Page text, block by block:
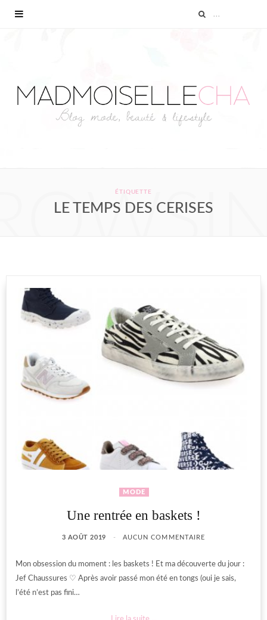
ÉTIQUETTE
LE TEMPS DES CERISES
MODE
Une rentrée en baskets !
3 AOÛT 2019 AUCUN COMMENTAIRE
Mon obsession du moment : les baskets ! Et ma découverte du jour :
Jef Chaussures ♡ Après avoir passé mon été en tongs (oui je sais,
l’été n’est pas fini…